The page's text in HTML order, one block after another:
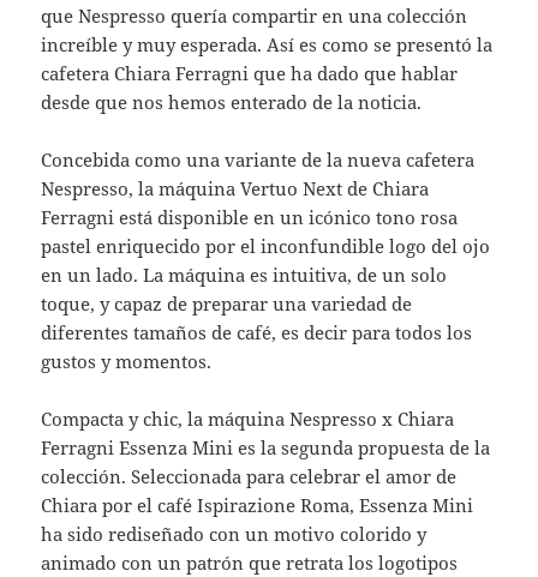
que Nespresso quería compartir en una colección
increíble y muy esperada. Así es como se presentó la
cafetera Chiara Ferragni que ha dado que hablar
desde que nos hemos enterado de la noticia.
Concebida como una variante de la nueva cafetera
Nespresso, la máquina Vertuo Next de Chiara
Ferragni está disponible en un icónico tono rosa
pastel enriquecido por el inconfundible logo del ojo
en un lado. La máquina es intuitiva, de un solo
toque, y capaz de preparar una variedad de
diferentes tamaños de café, es decir para todos los
gustos y momentos.
Compacta y chic, la máquina Nespresso x Chiara
Ferragni Essenza Mini es la segunda propuesta de la
colección. Seleccionada para celebrar el amor de
Chiara por el café Ispirazione Roma, Essenza Mini
ha sido rediseñado con un motivo colorido y
animado con un patrón que retrata los logotipos